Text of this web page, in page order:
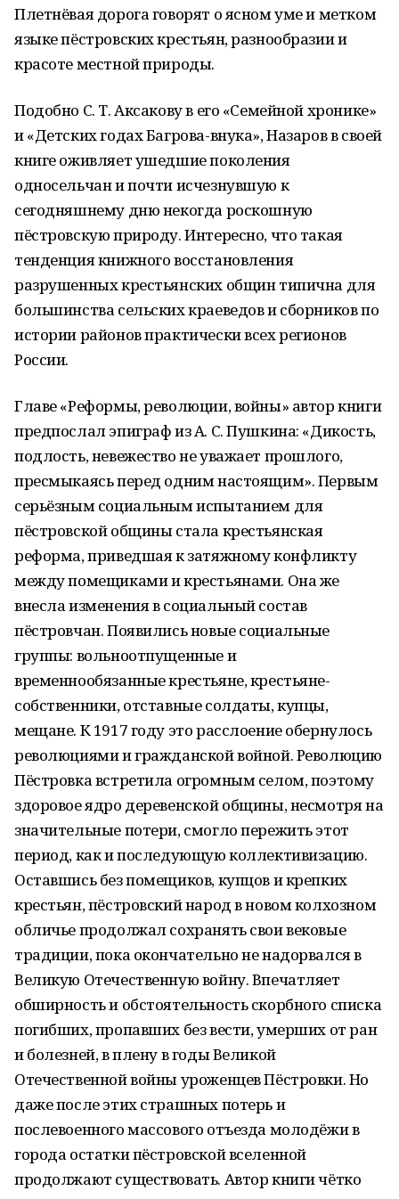
Плетнёвая дорога говорят о ясном уме и метком
языке пёстровских крестьян, разнообразии и
красоте местной природы.
Подобно С. Т. Аксакову в его «Семейной хронике»
и «Детских годах Багрова-внука», Назаров в своей
книге оживляет ушедшие поколения
односельчан и почти исчезнувшую к
сегодняшнему дню некогда роскошную
пёстровскую природу. Интересно, что такая
тенденция книжного восстановления
разрушенных крестьянских общин типична для
большинства сельских краеведов и сборников по
истории районов практически всех регионов
России.
Главе «Реформы, революции, войны» автор книги
предпослал эпиграф из А. С. Пушкина: «Дикость,
подлость, невежество не уважает прошлого,
пресмыкаясь перед одним настоящим». Первым
серьёзным социальным испытанием для
пёстровской общины стала крестьянская
реформа, приведшая к затяжному конфликту
между помещиками и крестьянами. Она же
внесла изменения в социальный состав
пёстровчан. Появились новые социальные
группы: вольноотпущенные и
временнообязанные крестьяне, крестьяне-
собственники, отставные солдаты, купцы,
мещане. К 1917 году это расслоение обернулось
революциями и гражданской войной. Революцию
Пёстровка встретила огромным селом, поэтому
здоровое ядро деревенской общины, несмотря на
значительные потери, смогло пережить этот
период, как и последующую коллективизацию.
Оставшись без помещиков, купцов и крепких
крестьян, пёстровский народ в новом колхозном
обличье продолжал сохранять свои вековые
традиции, пока окончательно не надорвался в
Великую Отечественную войну. Впечатляет
обширность и обстоятельность скорбного списка
погибших, пропавших без вести, умерших от ран
и болезней, в плену в годы Великой
Отечественной войны уроженцев Пёстровки. Но
даже после этих страшных потерь и
послевоенного массового отъезда молодёжи в
города остатки пёстровской вселенной
продолжают существовать. Автор книги чётко